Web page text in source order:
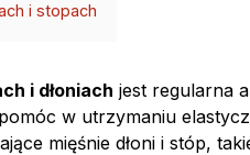
i stopach
i dłoniach jest regularna
w utrzymaniu
mięśnie dłoni i stóp,